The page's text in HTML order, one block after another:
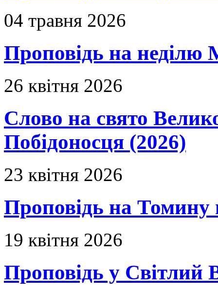
04 травня 2026
Проповідь на неділю
26 квітня 2026
Слово на свято
Побідоносця (2026)
23 квітня 2026
Проповідь на Томину
19 квітня 2026
Проповідь у Світлий